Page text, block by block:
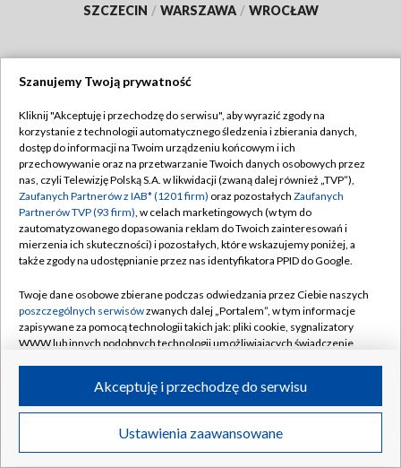
SZCZECIN / WARSZAWA / WROCŁAW
TVP
Abonament TVP
Emisja w TVP
Centrum informacji TVP
Naziemna Telewizja Cyfrowa
Rada Programowa
System NOS
Informacje o nadawcy
Program dla prasy
Ogłoszenie przetargowe
Regulamin TVP
Polityka prywatności
Moje zgody
Pomoc
Kontakt
Kanały
©2026 Telewizja Polska S.A. w likwidacji
Szanujemy Twoją prywatność
Kliknij "Akceptuję i przechodzę do serwisu", aby wyrazić zgody na
korzystanie z technologii automatycznego śledzenia i zbierania danych,
dostęp do informacji na Twoim urządzeniu końcowym i ich
przechowywanie oraz na przetwarzanie Twoich danych osobowych przez
nas, czyli Telewizję Polską S.A. w likwidacji (zwaną dalej również „TVP”),
Zaufanych Partnerów z IAB* (1201 firm) oraz pozostałych Zaufanych
Partnerów TVP (93 firm), w celach marketingowych (w tym do
zautomatyzowanego dopasowania reklam do Twoich zainteresowań i
mierzenia ich skuteczności) i pozostałych, które wskazujemy poniżej, a
także zgody na udostępnianie przez nas identyfikatora PPID do Google.
Twoje dane osobowe zbierane podczas odwiedzania przez Ciebie naszych
poszczególnych serwisówzwanych dalej „Portalem”, w tym informacje
zapisywane za pomocą technologii takich jak: pliki cookie, sygnalizatory
WWW lub innych podobnych technologii umożliwiających świadczenie
ruchu w Internecie.
Twoje dane osobowe zbierane podczas odwiedzania przez Ciebie
poszczególnych serwisówna Portalu, takie jak adresy IP, identyfikatory
Ustawienia zaawansowane
Akceptuję i przechodzę do serwisu